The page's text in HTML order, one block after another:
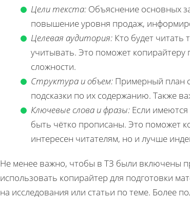
Цели текста: Объяснение основных
повышение уровня продаж,
Целевая аудитория: Кто будет читать
учитывать. Это поможет
сложности.
Структура и объем: Примерный план
подсказки по их содержанию. Также
Ключевые слова и фразы: Если
быть чётко прописаны. Это поможет
интересен читателям, но и лучше
Не менее важно, чтобы в ТЗ были включены
использовать копирайтер для подготовки
на исследования или статьи по теме. Более